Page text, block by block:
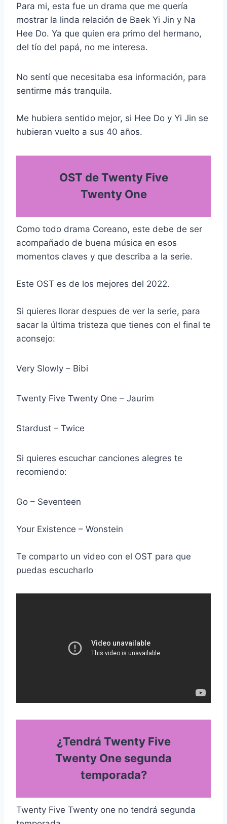
Para mi, esta fue un drama que me quería
mostrar la linda relación de Baek Yi Jin y Na
Hee Do. Ya que quien era primo del hermano,
del tío del papá, no me interesa.
No sentí que necesitaba esa información, para
sentirme más tranquila.
Me hubiera sentido mejor, si Hee Do y Yi Jin se
hubieran vuelto a sus 40 años.
OST de Twenty Five
Twenty One
Como todo drama Coreano, este debe de ser
acompañado de buena música en esos
momentos claves y que describa a la serie.
Este OST es de los mejores del 2022.
Si quieres llorar despues de ver la serie, para
sacar la última tristeza que tienes con el final te
aconsejo:
Very Slowly – Bibi
Twenty Five Twenty One – Jaurim
Stardust – Twice
Si quieres escuchar canciones alegres te
recomiendo:
Go – Seventeen
Your Existence – Wonstein
Te comparto un video con el OST para que
puedas escucharlo
¿Tendrá Twenty Five
Twenty One segunda
temporada?
Twenty Five Twenty one no tendrá segunda